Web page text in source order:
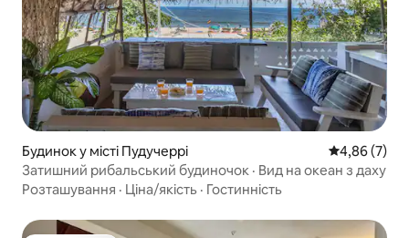
Будинок у місті Пудучеррі Середня
4,86 (7)
Затишний рибальський будиночок · Вид на океан з даху
Розташування · Ціна/якість · Гостинність